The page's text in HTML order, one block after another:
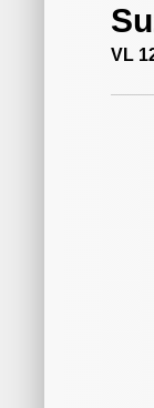
VL